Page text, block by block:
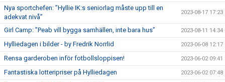
Nya sportchefen: ”Hyllie IK:s seniorlag måste upp till en
adekvat nivå”
2023-08-17 17:23
Girl Camp: ”Peab vill bygga samhällen, inte bara hus” 2023-08-11 14:34
Hylliedagen i bilder - by Fredrik Norrlid 2023-06-08 12:17
Rensa garderoben inför fotbollsloppisen! 2023-06-02 09:41
Fantastiska lotteripriser på Hylliedagen 2023-06-02 07:48